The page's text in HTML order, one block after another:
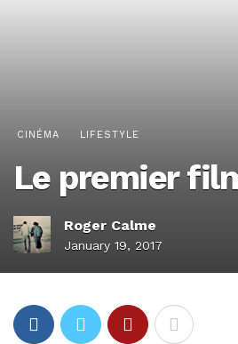
CINÉMA LIFESTYLE
Le premier
Roger Calme
January 19, 2017